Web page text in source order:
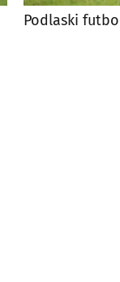
Podlaski